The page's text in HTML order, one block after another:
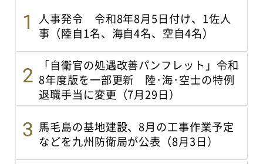
人事発令 令和8年8月5日付け、1佐人
事（陸自1名、海自4名、空自4名）
「自衛官の処遇改善パンフレット」令和
8年度版を一部更新 陸･海･空士の特例
退職手当に変更（7月29日）
馬毛島の基地建設、8月の工事作業予定
などを九州防衛局が公表（8月3日）